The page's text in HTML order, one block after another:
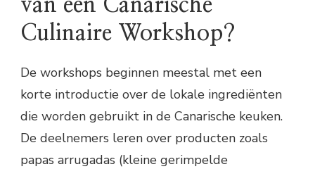
van een Canarische
Culinaire Workshop?
De workshops beginnen meestal met een
korte introductie over de lokale ingrediënten
die worden gebruikt in de Canarische keuken.
De deelnemers leren over producten zoals
papas arrugadas (kleine gerimpelde